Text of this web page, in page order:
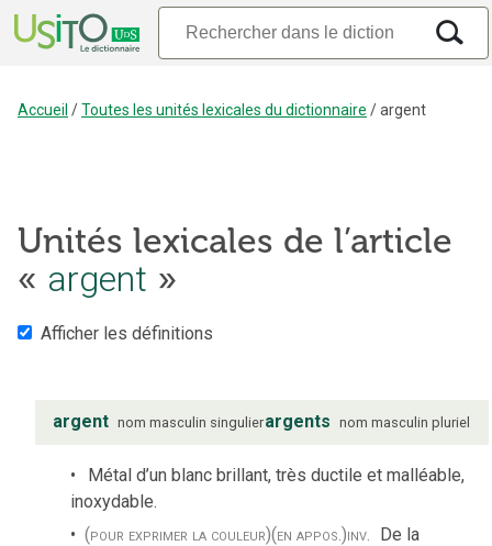
Accueil /Toutes les unités lexicales du dictionnaire /argent
Unités lexicales de l’article
« argent »
Afficher les définitions
argent nom masculin singulierargents nom masculin pluriel
Métal d’un blanc brillant, très ductile et malléable,
inoxydable.
(pour exprimer la couleur)(en appos.)inv. De la